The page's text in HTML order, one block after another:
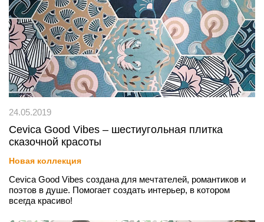
24.05.2019
Cevica Good Vibes – шестиугольная плитка
сказочной красоты
Новая коллекция
Cevica Good Vibes создана для мечтателей, романтиков и
поэтов в душе. Помогает создать интерьер, в котором
всегда красиво!